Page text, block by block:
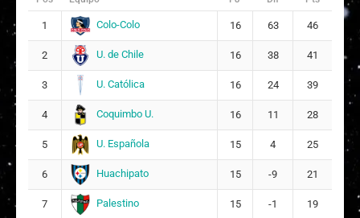
1 Colo-Colo 16 63 46
2 U. de Chile 16 38 41
3 U. Católica 16 24 39
4 Coquimbo U. 16 11 28
5 U. Española 15 4 25
6 Huachipato 15 -9 21
7 Palestino 15 -1 19